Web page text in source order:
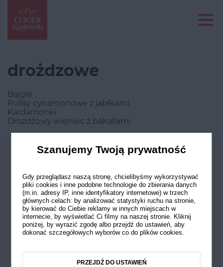
drożdzowe
Bajgle
Rollsy cynamonowe z jabłkami
Kardamonki
Drożdżowy wieniec z bakaliami
mediach
Szanujemy Twoją prywatność
Gdy przeglądasz naszą stronę, chcielibyśmy wykorzystywać
pliki cookies i inne podobne technologie do zbierania danych
(m.in. adresy IP, inne identyfikatory internetowe) w trzech
głównych celach: by analizować statystyki ruchu na stronie,
by kierować do Ciebie reklamy w innych miejscach w
internecie, by wyświetlać Ci filmy na naszej stronie. Kliknij
poniżej, by wyrazić zgodę albo przejdź do ustawień, aby
dokonać szczegółowych wyborów co do plików cookies.
PRZEJDŹ DO USTAWIEŃ